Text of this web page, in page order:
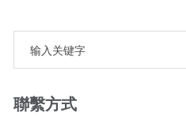
聯繫方式